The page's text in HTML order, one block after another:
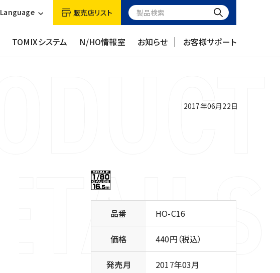
TOMIXシステム N/HO情報室 お知らせ お客様サポート
Language 販売店リスト
2017年06月22日
品番 HO-C16
価格 440円（税込）
発売月 2017年03月